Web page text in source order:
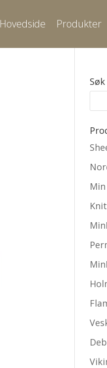
Hovedside Produkter